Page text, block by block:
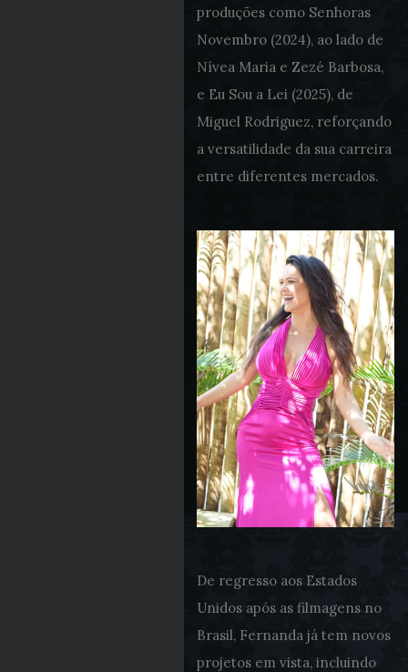
produções como Senhoras
Novembro (2024), ao lado de
Nívea Maria e Zezé Barbosa,
e Eu Sou a Lei (2025), de
Miguel Rodriguez, reforçando
a versatilidade da sua carreira
entre diferentes mercados.
De regresso aos Estados
Unidos após as filmagens no
Brasil, Fernanda já tem novos
projetos em vista, incluindo